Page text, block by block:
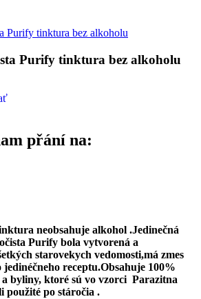
Purify tinktura bez alkoholu
přání na:
neobsahuje alkohol .Jedinečná
Purify bola vytvorená a
starovekych vedomosti,má zmes
jedinéčneho receptu.Obsahuje 100%
byliny, ktoré sú vo vzorci Parazitna
použité po stáročia .